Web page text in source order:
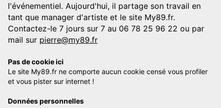
l'événementiel. Aujourd'hui, il partage son travail en
tant que manager d'artiste et le site My89.fr.
Contactez-le 7 jours sur 7 au 06 78 25 96 22 ou par
mail sur pierre@my89.fr
Pas de cookie ici
Le site My89.fr ne comporte aucun cookie censé vous profiler
et vous pister sur internet !
Données personnelles